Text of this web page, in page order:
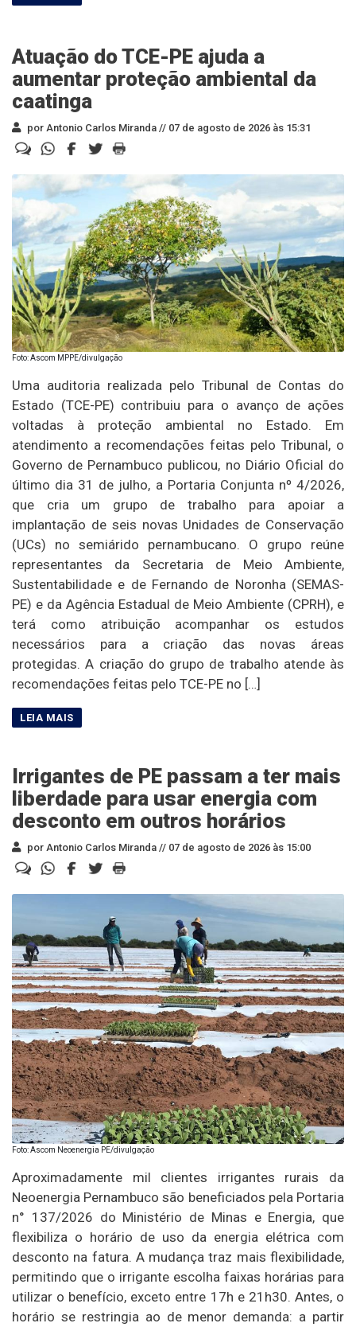
Atuação do TCE-PE ajuda a
aumentar proteção ambiental da
caatinga
por Antonio Carlos Miranda // 07 de agosto de 2026 às 15:31
Foto: Ascom MPPE/divulgação
Uma auditoria realizada pelo Tribunal de Contas do
Estado (TCE-PE) contribuiu para o avanço de ações
voltadas à proteção ambiental no Estado. Em
atendimento a recomendações feitas pelo Tribunal, o
Governo de Pernambuco publicou, no Diário Oficial do
último dia 31 de julho, a Portaria Conjunta nº 4/2026,
que cria um grupo de trabalho para apoiar a
implantação de seis novas Unidades de Conservação
(UCs) no semiárido pernambucano. O grupo reúne
representantes da Secretaria de Meio Ambiente,
Sustentabilidade e de Fernando de Noronha (SEMAS-
PE) e da Agência Estadual de Meio Ambiente (CPRH), e
terá como atribuição acompanhar os estudos
necessários para a criação das novas áreas
protegidas. A criação do grupo de trabalho atende às
recomendações feitas pelo TCE-PE no […]
Irrigantes de PE passam a ter mais
liberdade para usar energia com
desconto em outros horários
por Antonio Carlos Miranda // 07 de agosto de 2026 às 15:00
Foto: Ascom Neoenergia PE/divulgação
Aproximadamente mil clientes irrigantes rurais da
Neoenergia Pernambuco são beneficiados pela Portaria
n° 137/2026 do Ministério de Minas e Energia, que
flexibiliza o horário de uso da energia elétrica com
desconto na fatura. A mudança traz mais flexibilidade,
permitindo que o irrigante escolha faixas horárias para
utilizar o benefício, exceto entre 17h e 21h30. Antes, o
horário se restringia ao de menor demanda: a partir